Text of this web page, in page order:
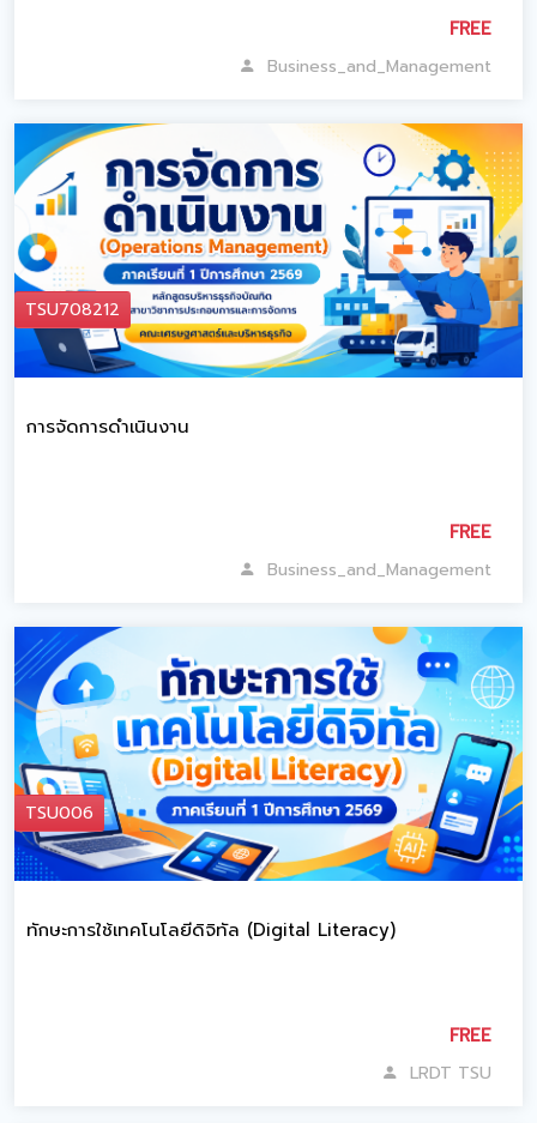
FREE
Business_and_Management
TSU708212
การจัดการดำเนินงาน
FREE
Business_and_Management
TSU006
ทักษะการใช้เทคโนโลยีดิจิทัล (Digital Literacy)
FREE
LRDT TSU